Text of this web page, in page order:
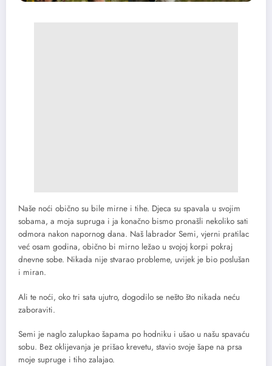
Naše noći obično su bile mirne i tihe. Djeca su spavala u svojim
sobama, a moja supruga i ja konačno bismo pronašli nekoliko sati
odmora nakon napornog dana. Naš labrador Semi, vjerni pratilac
već osam godina, obično bi mirno ležao u svojoj korpi pokraj
dnevne sobe. Nikada nije stvarao probleme, uvijek je bio poslušan
i miran.
Ali te noći, oko tri sata ujutro, dogodilo se nešto što nikada neću
zaboraviti.
Semi je naglo zalupkao šapama po hodniku i ušao u našu spavaću
sobu. Bez oklijevanja je prišao krevetu, stavio svoje šape na prsa
moje supruge i tiho zalajao.